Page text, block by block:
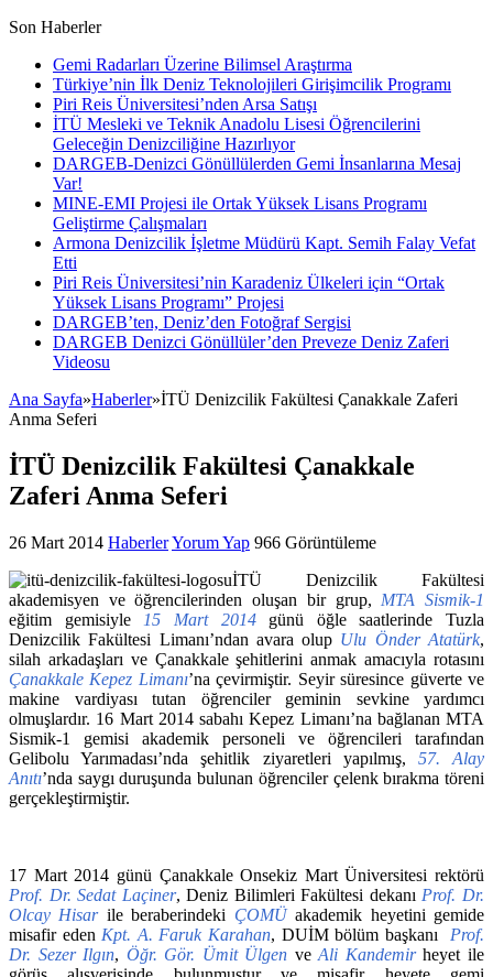
Son Haberler
Gemi Radarları Üzerine Bilimsel Araştırma
Türkiye’nin İlk Deniz Teknolojileri Girişimcilik Programı
Piri Reis Üniversitesi’nden Arsa Satışı
İTÜ Mesleki ve Teknik Anadolu Lisesi Öğrencilerini
Geleceğin Denizciliğine Hazırlıyor
DARGEB-Denizci Gönüllülerden Gemi İnsanlarına Mesaj
Var!
MINE-EMI Projesi ile Ortak Yüksek Lisans Programı
Geliştirme Çalışmaları
Armona Denizcilik İşletme Müdürü Kapt. Semih Falay Vefat
Etti
Piri Reis Üniversitesi’nin Karadeniz Ülkeleri için “Ortak
Yüksek Lisans Programı” Projesi
DARGEB’ten, Deniz’den Fotoğraf Sergisi
DARGEB Denizci Gönüllüler’den Preveze Deniz Zaferi
Videosu
Ana Sayfa»Haberler»İTÜ Denizcilik Fakültesi Çanakkale Zaferi
Anma Seferi
İTÜ Denizcilik Fakültesi Çanakkale
Zaferi Anma Seferi
26 Mart 2014 HaberlerYorum Yap 966 Görüntüleme
İTÜ Denizcilik Fakültesi
akademisyen ve öğrencilerinden oluşan bir grup, MTA Sismik-1
eğitim gemisiyle
15 Mart 2014günü öğle saatlerinde Tuzla
Denizcilik Fakültesi Limanı’ndan avara olup Ulu Önder Atatürk,
silah arkadaşları ve Çanakkale şehitlerini anmak amacıyla rotasını
Çanakkale Kepez Limanı’na çevirmiştir. Seyir süresince güverte ve
makine vardiyası tutan öğrenciler geminin sevkine yardımcı
olmuşlardır. 16 Mart 2014 sabahı Kepez Limanı’na bağlanan MTA
Sismik-1 gemisi akademik personeli ve öğrencileri tarafından
Gelibolu Yarımadası’nda şehitlik ziyaretleri yapılmış, 57. Alay
Anıtı’nda saygı duruşunda bulunan öğrenciler çelenk bırakma töreni
gerçekleştirmiştir.
17 Mart 2014 günü Çanakkale Onsekiz Mart Üniversitesi rektörü
Prof. Dr. Sedat Laçiner, Deniz Bilimleri Fakültesi dekanı Prof. Dr.
Olcay Hisarile beraberindeki ÇOMÜakademik heyetini gemide
misafir eden Kpt. A. Faruk Karahan, DUİM bölüm başkanı Prof.
Dr. Sezer Ilgın, Öğr. Gör. Ümit Ülgen veAli Kandemirheyet ile